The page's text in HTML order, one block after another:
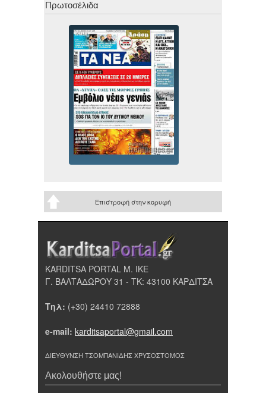
Πρωτοσέλιδα
Επιστροφή στην κορυφή
KARDITSA PORTAL Μ. ΙΚΕ
Γ. ΒΑΛΤΑΔΩΡΟΥ 31 - ΤΚ: 43100 ΚΑΡΔΙΤΣΑ
Τηλ: (+30) 24410 72888
e-mail: karditsaportal@gmail.com
ΔΙΕΥΘΥΝΣΗ ΤΣΟΜΠΑΝΙΔΗΣ ΧΡΥΣΟΣΤΟΜΟΣ
Ακολουθήστε μας!